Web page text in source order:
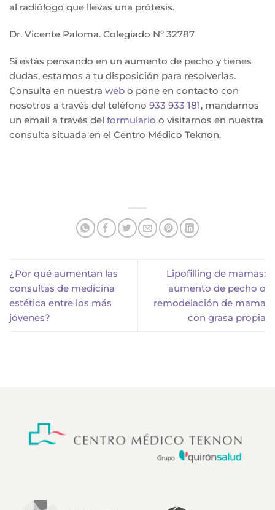
al radiólogo que llevas una prótesis.
Dr. Vicente Paloma. Colegiado Nº 32787
Si estás pensando en un aumento de pecho y tienes
dudas, estamos a tu disposición para resolverlas.
Consulta en nuestra web o pone en contacto con
nosotros a través del teléfono 933 933 181, mandarnos
un email a través del formulario o visitarnos en nuestra
consulta situada en el Centro Médico Teknon.
¿Por qué aumentan las
consultas de medicina
estética entre los más
jóvenes?
Lipofilling de mamas:
aumento de pecho o
remodelación de mama
con grasa propia